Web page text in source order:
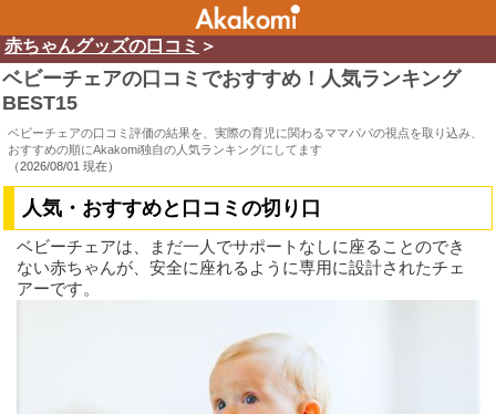
赤ちゃんグッズの口コミ ＞
ベビーチェアの口コミでおすすめ！人気ランキング
BEST15
ベビーチェアの口コミ評価の結果を、実際の育児に関わるママパパの視点を取り込み、
おすすめの順にAkakomi独自の人気ランキングにしてます
（2026/08/01 現在）
人気・おすすめと口コミの切り口
ベビーチェアは、まだ一人でサポートなしに座ることのでき
ない赤ちゃんが、安全に座れるように専用に設計されたチェ
アーです。